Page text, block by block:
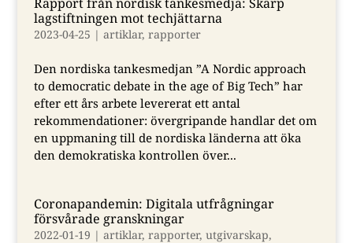
lagstiftningen mot techjättarna
2023-04-25 | artiklar, rapporter
Den nordiska tankesmedjan ”A Nordic approach
to democratic debate in the age of Big Tech” har
efter ett års arbete levererat ett antal
rekommendationer: övergripande handlar det om
en uppmaning till de nordiska länderna att öka
den demokratiska kontrollen över...
Coronapandemin: Digitala utfrågningar
försvårade granskningar
2022-01-19 | artiklar, rapporter, utgivarskap,